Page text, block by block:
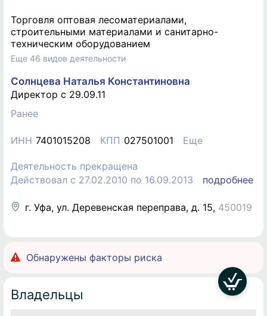
Торговля оптовая лесоматериалами,
строительными материалами и санитарно-
техническим оборудованием
Еще 46 видов деятельности
Солнцева Наталья Константиновна
Директор c 29.09.11
Ранее
ИНН 7401015208 КПП 027501001 Еще
Деятельность прекращена
Действовал с 27.02.2010 по 16.09.2013
подробнее
г. Уфа, ул. Деревенская переправа, д. 15, 450019
Обнаружены факторы риска
Владельцы